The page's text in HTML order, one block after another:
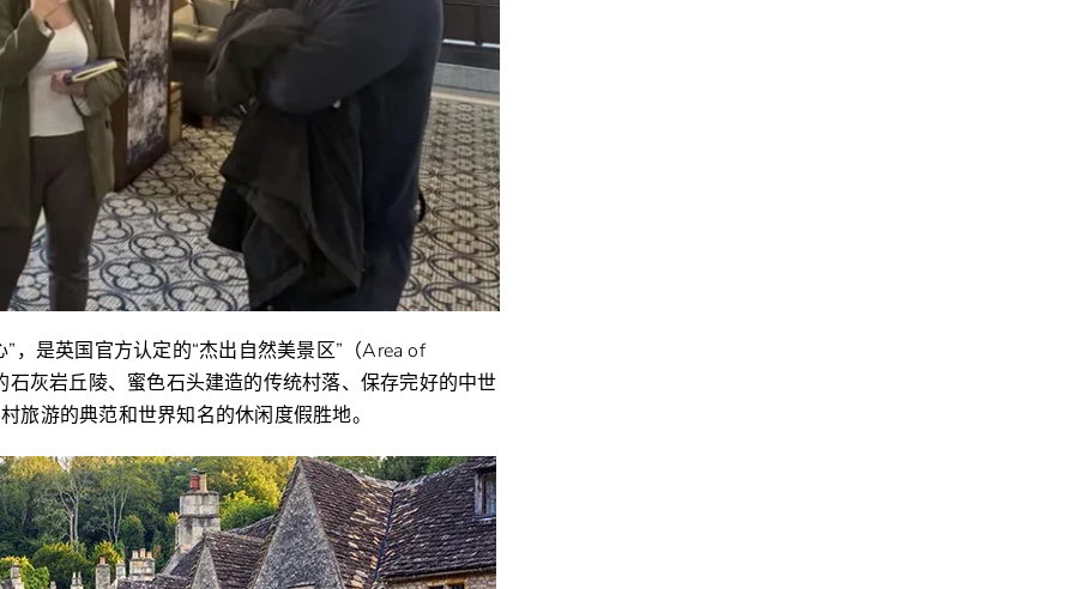
，是英国官方认定的“杰出自然美景区”（Area of
灰岩丘陵、蜜色石头建造的传统村落、保存完好的中世
旅游的典范和世界知名的休闲度假胜地。